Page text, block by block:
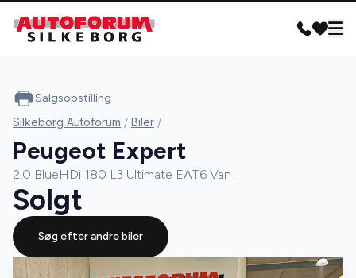
Salgsopstilling
Silkeborg Autoforum / Biler /
Peugeot Expert
2,0 BlueHDi 180 L3 Ultimate EAT6 Van
Solgt
Søg efter andre biler